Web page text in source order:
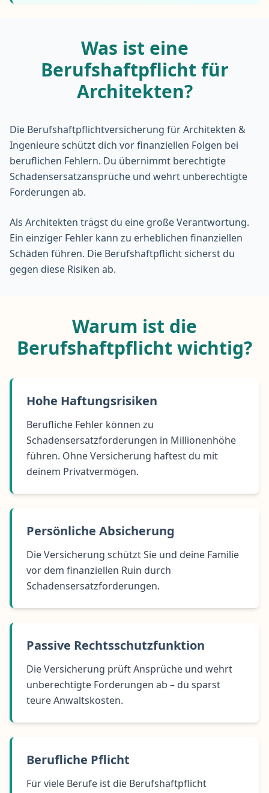
Was ist eine
Berufshaftpflicht für
Architekten?
Die Berufshaftpflichtversicherung für Architekten &
Ingenieure schützt dich vor finanziellen Folgen bei
beruflichen Fehlern. Du übernimmt berechtigte
Schadensersatzansprüche und wehrt unberechtigte
Forderungen ab.
Als Architekten trägst du eine große Verantwortung.
Ein einziger Fehler kann zu erheblichen finanziellen
Schäden führen. Die Berufshaftpflicht sicherst du
gegen diese Risiken ab.
Warum ist die
Berufshaftpflicht wichtig?
Hohe Haftungsrisiken
Berufliche Fehler können zu
Schadensersatzforderungen in Millionenhöhe
führen. Ohne Versicherung haftest du mit
deinem Privatvermögen.
Persönliche Absicherung
Die Versicherung schützt Sie und deine Familie
vor dem finanziellen Ruin durch
Schadensersatzforderungen.
Passive Rechtsschutzfunktion
Die Versicherung prüft Ansprüche und wehrt
unberechtigte Forderungen ab – du sparst
teure Anwaltskosten.
Berufliche Pflicht
Für viele Berufe ist die Berufshaftpflicht